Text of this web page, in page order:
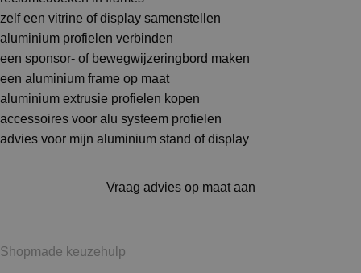
zelf een vitrine of display samenstellen
aluminium profielen verbinden
een sponsor- of bewegwijzeringbord maken
een aluminium frame op maat
aluminium extrusie profielen kopen
accessoires voor alu systeem profielen
advies voor mijn aluminium stand of display
Vraag advies op maat aan
Shopmade keuzehulp